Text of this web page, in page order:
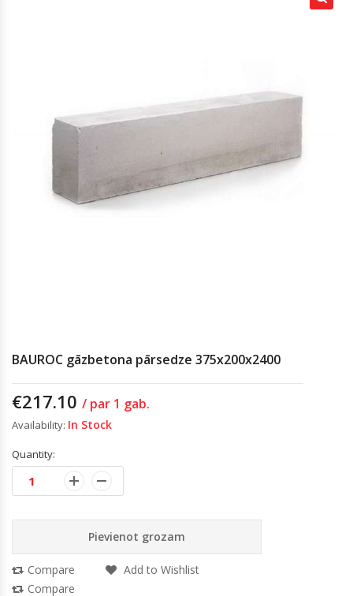
BAUROC gāzbetona pārsedze 375x200x2400
€217.10 / par 1 gab.
Availability: In Stock
Quantity:
Pievienot grozam
Compare
Add to Wishlist
Compare